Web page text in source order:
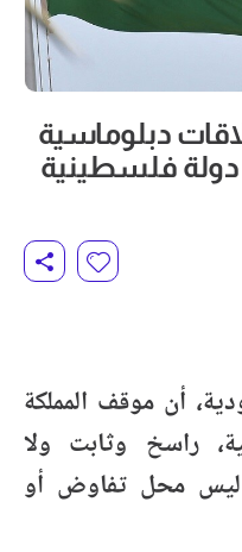
دبلوماسية
فلسطينية
أن موقف المملكة
راسخ وثابت ولا
ليس محل تفاوض أو